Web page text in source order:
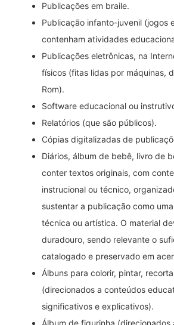
Publicações em braile.
Publicação infanto-juvenil (jogos
contenham atividades
Publicações eletrônicas, na
físicos (fitas lidas por máquinas,
Rom).
Software educacional ou
Relatórios (que são públicos).
Cópias digitalizadas de
Diários, álbum de bebê, livro de
conter textos originais, com
instrucional ou técnico,
sustentar a publicação como
técnica ou artística. O material
duradouro, sendo relevante o
catalogado e preservado em
Álbuns para colorir, pintar,
(direcionados a conteúdos
significativos e explicativos).